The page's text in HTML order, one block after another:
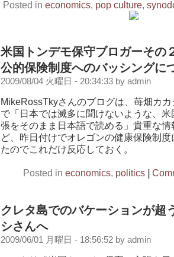
Posted in economics, pop culture,
米国トンデモ保守ブロガーその
公的保険制度へのバッシングに
2009/08/04 火曜日 - 20:34:33 by admin
MikeRossTkyさんのブログは、苺畑カ
で「日本では滅多に聞けないような、
張をそのまま日本語で読める」貴重な
ど、昨日付けでオレゴンの健康保険制
たのでこれだけ反応しておく。
Posted in economics, politics |
クレタ島でのバケーションが超
シさんへ
2009/06/01 月曜日 - 18:56:52 by admin